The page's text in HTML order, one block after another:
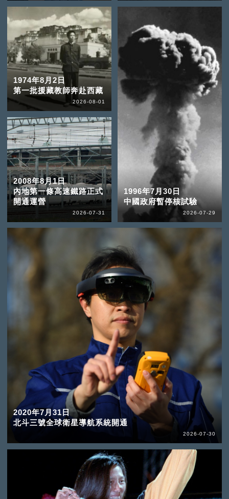
1974年8月2日
第一批援藏教師奔赴西藏
2026-08-01
2008年8月1日
內地第一條高速鐵路正式
開通運營
2026-07-31
2020年7月31日
北斗三號全球衛星導航系統開通
2026-07-30
1996年7月30日
中國政府暫停核試驗
2026-07-29